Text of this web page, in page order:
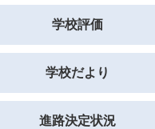
学校評価
学校だより
進路決定状況